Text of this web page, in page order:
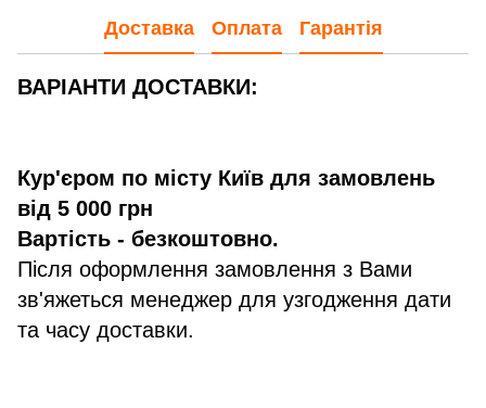
Доставка Оплата Гарантія
ВАРІАНТИ ДОСТАВКИ:
Кур'єром по місту Київ для замовлень
від 5 000 грн
Вартість - безкоштовно.
Після оформлення замовлення з Вами
зв'яжеться менеджер для узгодження дати
та часу доставки.